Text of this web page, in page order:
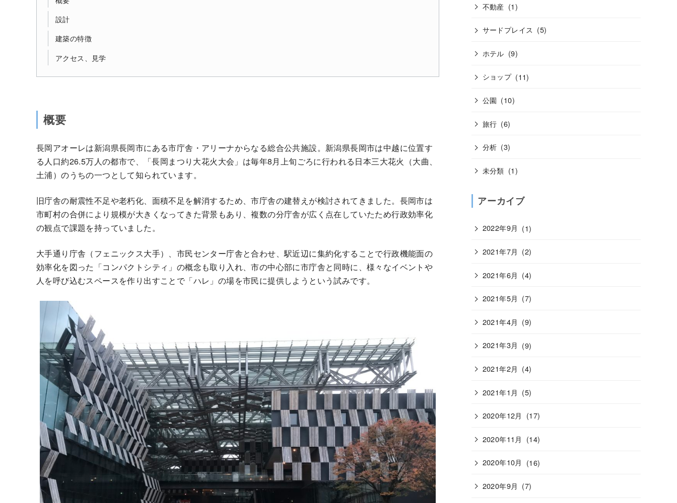
設計
建築の特徴
アクセス、見学
概要
長岡アオーレは新潟県長岡市にある市庁舎・アリーナからなる総合公共施設。新潟県長岡市は中越に位置す
る人口約26.5万人の都市で、「長岡まつり大花火大会」は毎年8月上旬ごろに行われる日本三大花火（大曲、
土浦）のうちの一つとして知られています。
旧庁舎の耐震性不足や老朽化、面積不足を解消するため、市庁舎の建替えが検討されてきました。長岡市は
市町村の合併により規模が大きくなってきた背景もあり、複数の分庁舎が広く点在していたため行政効率化
の観点で課題を持っていました。
大手通り庁舎（フェニックス大手）、市民センター庁舎と合わせ、駅近辺に集約化することで行政機能面の
効率化を図った「コンパクトシティ」の概念も取り入れ、市の中心部に市庁舎と同時に、様々なイベントや
人を呼び込むスペースを作り出すことで「ハレ」の場を市民に提供しようという試みです。
不動産 (1)
サードプレイス (5)
ホテル (9)
ショップ (11)
公園 (10)
旅行 (6)
分析 (3)
未分類 (1)
アーカイブ
2022年9月 (1)
2021年7月 (2)
2021年6月 (4)
2021年5月 (7)
2021年4月 (9)
2021年3月 (9)
2021年2月 (4)
2021年1月 (5)
2020年12月 (17)
2020年11月 (14)
2020年10月 (16)
2020年9月 (7)